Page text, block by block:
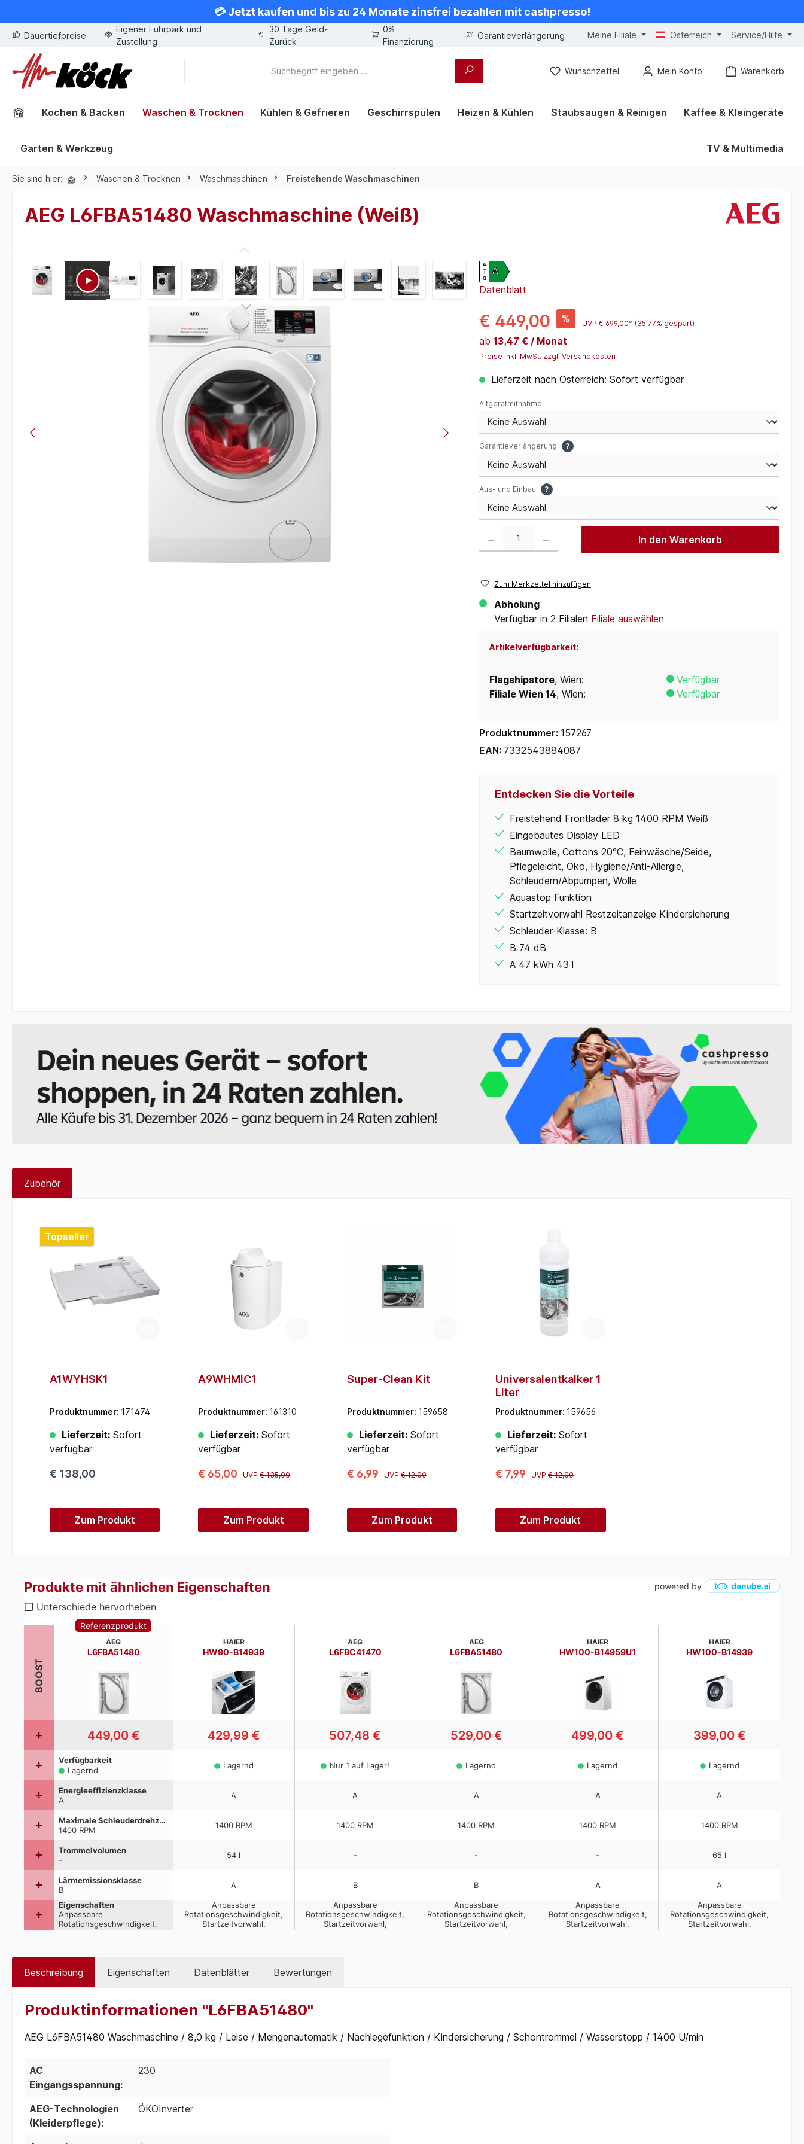
💳 Jetzt kaufen und bis zu 24 Monate zinsfrei bezahlen mit cashpresso!
Dauertiefpreise
Eigener Fuhrpark und
Zustellung
30 Tage Geld-
Zurück
0%
Finanzierung
Garantieverlängerung Meine Filiale Österreich Service/Hilfe
Wunschzettel Mein Konto Warenkorb
Kochen & Backen Waschen & Trocknen Kühlen & Gefrieren Geschirrspülen Heizen & Kühlen Staubsaugen & Reinigen Kaffee & Kleingeräte
Garten & Werkzeug TV & Multimedia
Sie sind hier: Waschen & Trocknen Waschmaschinen Freistehende Waschmaschinen
AEG L6FBA51480 Waschmaschine (Weiß)
Bildergalerie überspringen A
A
G
Datenblatt
€ 449,00 % UVP € 699,00* (35.77% gespart)
ab 13,47 € / Monat
Preise inkl. MwSt. zzgl. Versandkosten
Lieferzeit nach Österreich: Sofort verfügbar
Altgerätmitnahme
Garantieverlängerung ?
Aus- und Einbau ?
In den Warenkorb
Zum Merkzettel hinzufügen
Abholung
Verfügbar in 2 Filialen Filiale auswählen
Artikelverfügbarkeit:
Flagshipstore, Wien:
Verfügbar
Filiale Wien 14, Wien: Verfügbar
Produktnummer: 157267
EAN: 7332543884087
Entdecken Sie die Vorteile
Freistehend Frontlader 8 kg 1400 RPM Weiß
Eingebautes Display LED
Baumwolle, Cottons 20°C, Feinwäsche/Seide,
Pflegeleicht, Öko, Hygiene/Anti-Allergie,
Schleudern/Abpumpen, Wolle
Aquastop Funktion
Startzeitvorwahl Restzeitanzeige Kindersicherung
Schleuder-Klasse: B
B 74 dB
A 47 kWh 43 l
Zubehör
Topseller
A1WYHSK1
Produktnummer: 171474
Lieferzeit: Sofort
verfügbar
€ 138,00
Zum Produkt
A9WHMIC1
Produktnummer: 161310
Lieferzeit: Sofort
verfügbar
€ 65,00 UVP€ 135,00
Zum Produkt
Super-Clean Kit
Produktnummer: 159658
Lieferzeit:Sofort
verfügbar
€ 6,99 UVP€ 12,00
Zum Produkt
Universalentkalker 1
Liter
Produktnummer: 159656
Lieferzeit: Sofort
verfügbar
€ 7,99 UVP€ 12,00
Zum Produkt
Beschreibung Eigenschaften Datenblätter Bewertungen
Produktinformationen "L6FBA51480"
AEG L6FBA51480 Waschmaschine / 8,0 kg / Leise / Mengenautomatik / Nachlegefunktion / Kindersicherung / Schontrommel / Wasserstopp / 1400 U/min
AC
Eingangsspannung:
230
AEG-Technologien
(Kleiderpflege):
ÖKOInverter